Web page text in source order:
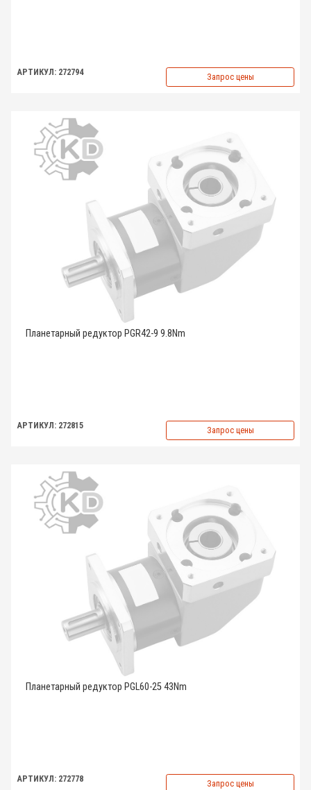
АРТИКУЛ: 272794 Запрос цены
Планетарный редуктор PGR42-9 9.8Nm
АРТИКУЛ: 272815 Запрос цены
Планетарный редуктор PGL60-25 43Nm
АРТИКУЛ: 272778 Запрос цены